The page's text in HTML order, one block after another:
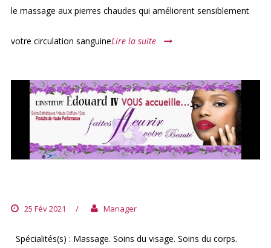
le massage aux pierres chaudes qui améliorent sensiblement
votre circulation sanguineLire la suite
25 Fév 2021 / Manager
Spécialités(s) : Massage. Soins du visage. Soins du corps.